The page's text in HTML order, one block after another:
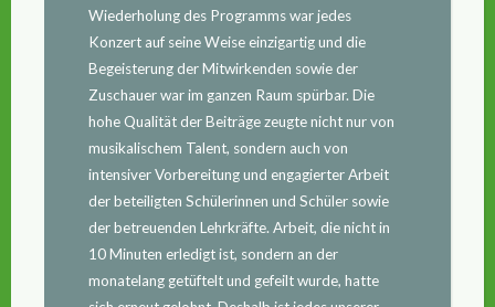
Wiederholung des Programms war jedes
Konzert auf seine Weise einzigartig und die
Begeisterung der Mitwirkenden sowie der
Zuschauer war im ganzen Raum spürbar. Die
hohe Qualität der Beiträge zeugte nicht nur von
musikalischem Talent, sondern auch von
intensiver Vorbereitung und engagierter Arbeit
der beteiligten Schülerinnen und Schüler sowie
der betreuenden Lehrkräfte. Arbeit, die nicht in
10 Minuten erledigt ist, sondern an der
monatelang getüftelt und gefeilt wurde, hatte